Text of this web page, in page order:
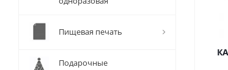
Пищевая печать
Подарочные